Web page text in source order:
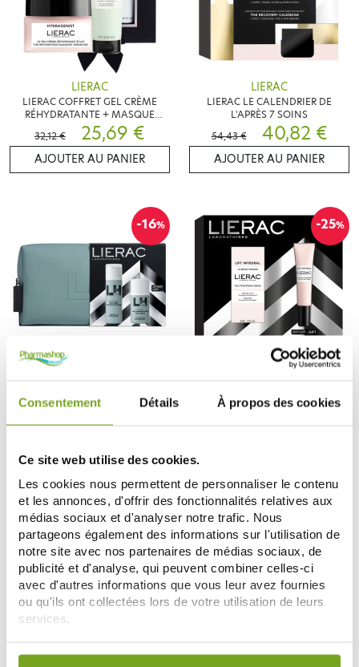
Consentement Détails À propos des cookies
Ce site web utilise des cookies.
Les cookies nous permettent de personnaliser le contenu
et les annonces, d'offrir des fonctionnalités relatives aux
médias sociaux et d'analyser notre trafic. Nous
partageons également des informations sur l'utilisation de
notre site avec nos partenaires de médias sociaux, de
publicité et d'analyse, qui peuvent combiner celles-ci
avec d'autres informations que vous leur avez fournies
ou qu'ils ont collectées lors de votre utilisation de leurs
services.
Votre choix de consentement est conservé pendant une
LIERAC
LIERAC COFFRET GEL CRÈME
RÉHYDRATANTE + MASQUE
GOMMANT
32,12 € 25,69 €
AJOUTER AU PANIER
LIERAC
LIERAC LE CALENDRIER DE
L'APRÈS 7 SOINS
54,43 €
40,82 €
AJOUTER AU PANIER
-16%
ANTI AGE + DEODORANT 48H
29,59 € 24,86 €
-25%
SERUM + SOIN REGARD
-10%
LIERAC LIERAC